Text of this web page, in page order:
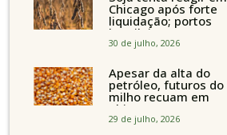
Chicago após forte
liquidação; portos
brasileiros seguem
perto de R$ 150/sc
30 de julho, 2026
Apesar da alta do
petróleo, futuros do
milho recuam em
Chicago
acompanhando a
29 de julho, 2026